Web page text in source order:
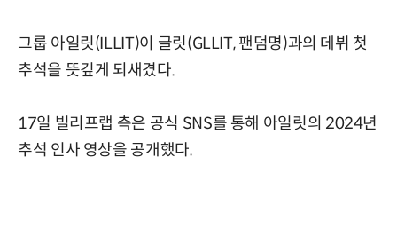
그룹 아일릿(ILLIT)이 글릿(GLLIT, 팬덤명)과의 데뷔 첫
추석을 뜻깊게 되새겼다.
17일 빌리프랩 측은 공식 SNS를 통해 아일릿의 2024년
추석 인사 영상을 공개했다.